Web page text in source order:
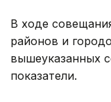
В ходе
районов и
вышеуказанных
показатели.